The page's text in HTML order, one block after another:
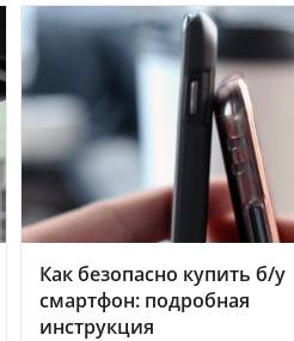
Как безопасно купить б/у
смартфон: подробная
инструкция